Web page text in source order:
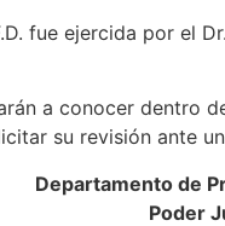
fue ejercida por el
a conocer dentro
su revisión ante
Departamento de
Poder